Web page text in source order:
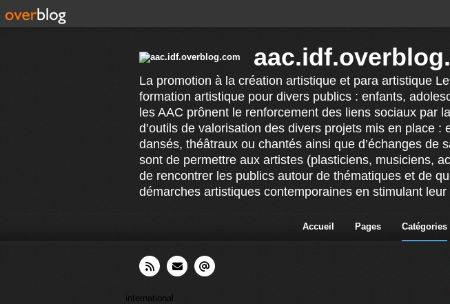
La promotion à la création artistique et para artistique
formation artistique pour divers publics : enfants,
les AAC prônent le renforcement des liens sociaux par
d’outils de valorisation des divers projets mis en place
dansés, théâtraux ou chantés ainsi que d’échanges
sont de permettre aux artistes (plasticiens, musiciens,
de rencontrer les publics autour de thématiques et de
démarches artistiques contemporaines en stimulant leur
Accueil Pages Catégories
international